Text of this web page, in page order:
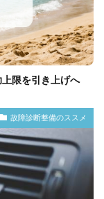
限を引き上げへ
故障診断整備のススメ